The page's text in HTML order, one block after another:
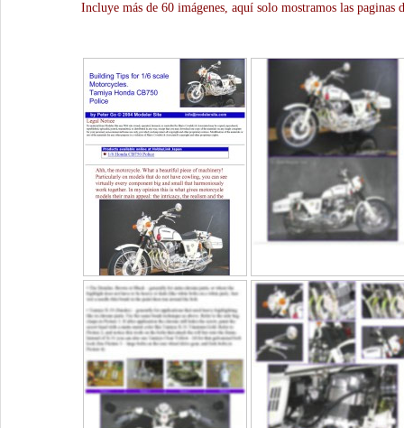
Incluye más de 60 imágenes, aquí solo mostramos las paginas